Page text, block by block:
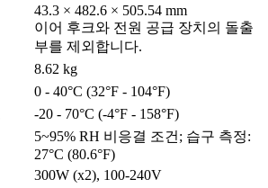
43.3 × 482.6 × 505.54 mm
이어 후크와 전원 공급 장치의 돌출
부를 제외합니다.
8.62 kg
0 - 40°C (32°F - 104°F)
-20 - 70°C (-4°F - 158°F)
5~95% RH 비응결 조건; 습구 측정:
27°C (80.6°F)
300W (x2), 100-240V